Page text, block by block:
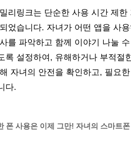
리링크는 단순한 사용 시간 제
었습니다. 자녀가 어떤 앱을 사
를 파악하고 함께 이야기 나눌
록 설정하여, 유해하거나 부적절
자녀의 안전을 확인하고, 필요
다.
폰 사용은 이제 그만! 자녀의 스마트